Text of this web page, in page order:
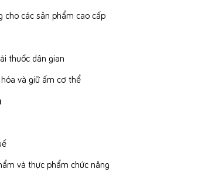
cho các sản phẩm cao cấp
thuốc dân gian
và giữ ấm cơ thể
và thực phẩm chức năng